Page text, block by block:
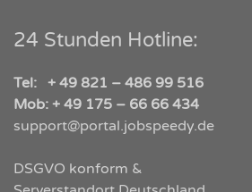
24 Stunden Hotline:
Tel: + 49 821 – 486 99 516
Mob: + 49 175 – 66 66 434
support@portal.jobspeedy.de
DSGVO konform &